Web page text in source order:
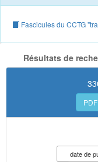
Fascicules du CCTG
Résultats de
PDF
date de